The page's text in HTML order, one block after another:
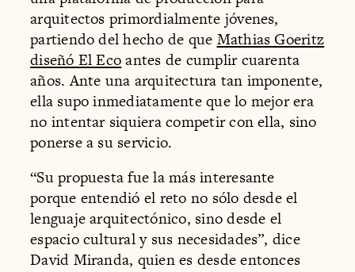
arquitectos primordialmente jóvenes,
partiendo del hecho de que Mathias Goeritz
diseñó El Ecoantes de cumplir cuarenta
años. Ante una arquitectura tan imponente,
ella supo inmediatamente que lo mejor era
no intentar siquiera competir con ella, sino
ponerse a su servicio.
“Su propuesta fue la más interesante
porque entendió el reto no sólo desde el
lenguaje arquitectónico, sino desde el
espacio cultural y sus necesidades”, dice
David Miranda, quien es desde entonces